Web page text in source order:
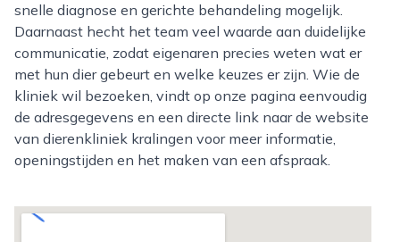
snelle diagnose en gerichte behandeling mogelijk.
Daarnaast hecht het team veel waarde aan duidelijke
communicatie, zodat eigenaren precies weten wat er
met hun dier gebeurt en welke keuzes er zijn. Wie de
kliniek wil bezoeken, vindt op onze pagina eenvoudig
de adresgegevens en een directe link naar de website
van dierenkliniek kralingen voor meer informatie,
openingstijden en het maken van een afspraak.